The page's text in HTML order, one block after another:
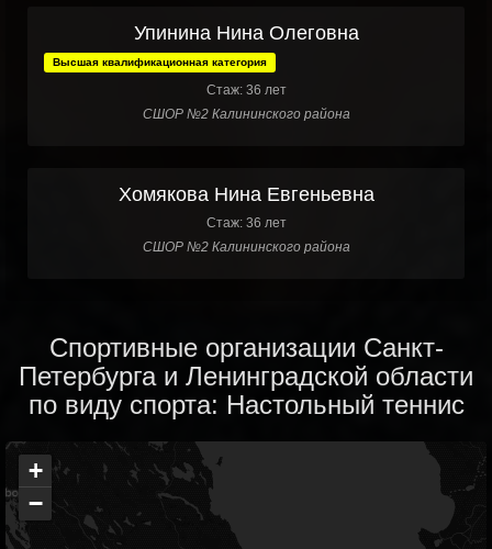
Упинина Нина Олеговна
Высшая квалификационная категория
Стаж: 36 лет
СШОР №2 Калининского района
Хомякова Нина Евгеньевна
Стаж: 36 лет
СШОР №2 Калининского района
Спортивные организации Санкт-
Петербурга и Ленинградской области
по виду спорта: Настольный теннис
+
−